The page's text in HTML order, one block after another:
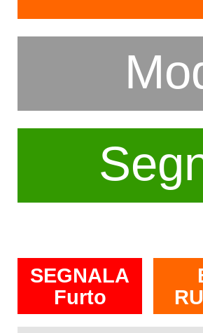
SEGNALA
Furto